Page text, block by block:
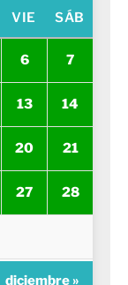
VIE SÁB
6 7
13 14
20 21
27 28
diciembre »